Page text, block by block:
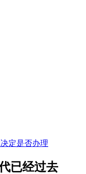
定是否办理
已经过去